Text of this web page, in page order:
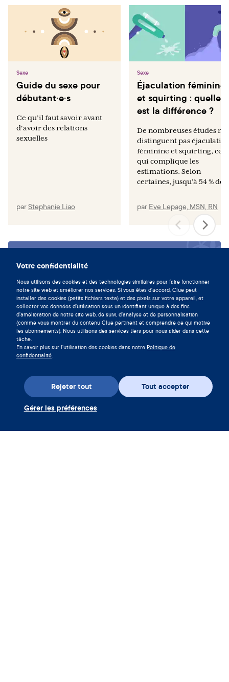
Votre confidentialité
Nous utilisons des cookies et des technologies similaires pour faire fonctionner
notre site web et améliorer nos services. Si vous êtes d'accord, Clue peut
installer des cookies (petits fichiers texte) et des pixels sur votre appareil, et
collecter vos données d'utilisation sous un identifiant unique à des fins
d'amélioration de notre site web, de suivi, d'analyse et de personnalisation
(comme vous montrer du contenu Clue pertinent et comprendre ce qui motive
les abonnements). Nous utilisons des services tiers pour nous aider dans cette
tâche.
En savoir plus sur l'utilisation des cookies dans notre Politique de
confidentialité.
Tout accepter
Rejeter tout
Gérer les préférences
Sexe
Guide du sexe pour
débutant·e·s
Ce qu’il faut savoir avant
d'avoir des relations
sexuelles
parStephanie Liao
Sexe
Éjaculation féminine
et squirting : quelle
est la différence ?
De nombreuses études ne
distinguent pas
féminine et squirting, ce
qui complique les
estimations. Selon
certaines, jusqu’à 54 %
par Eve Lepage, MSN, RN
Vivez en symbiose avec votre
maintenant.
Télécharger Clue